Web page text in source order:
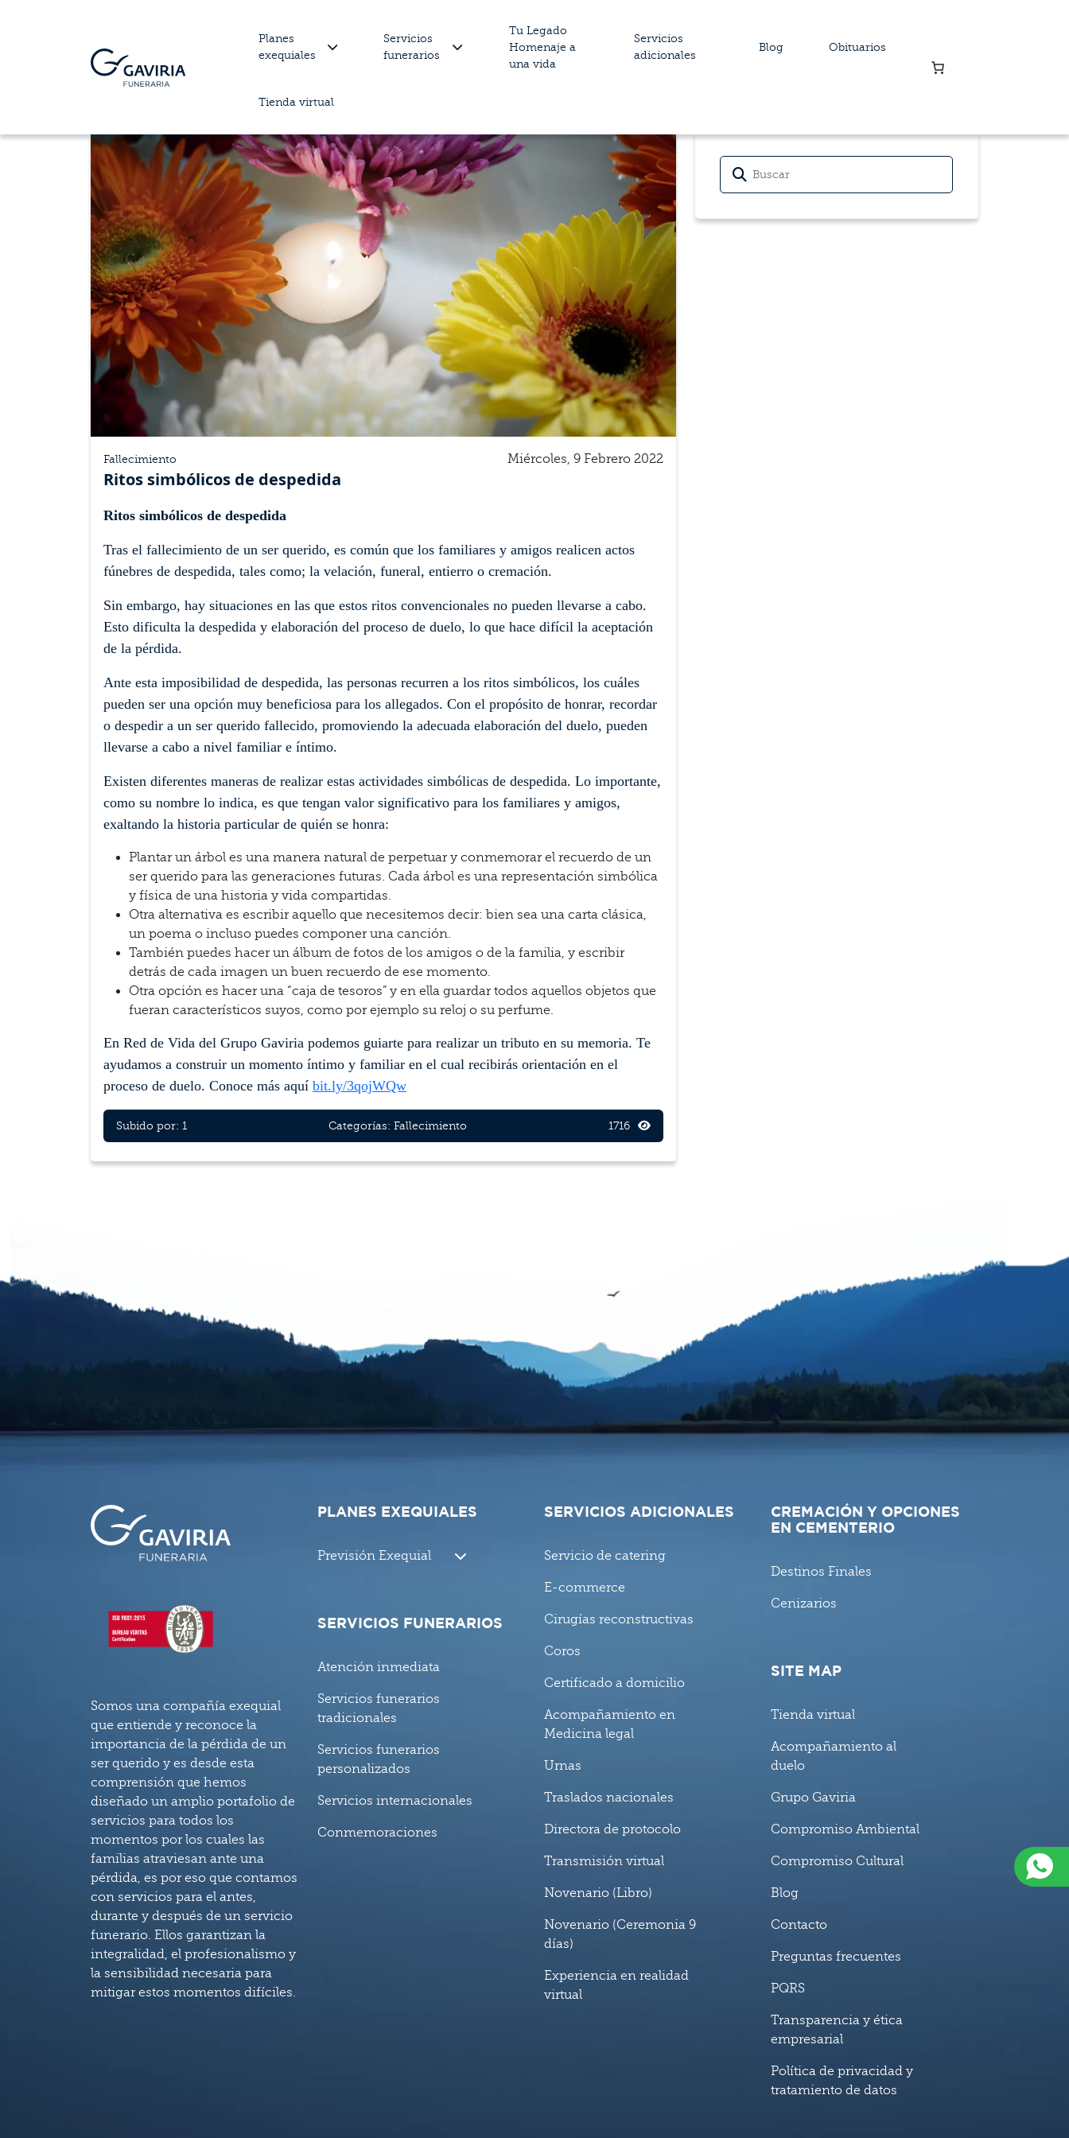
Planes
exequiales
Servicios
funerarios
Tu Legado
Homenaje a
una vida
Servicios
adicionales
Blog Obituarios
Tienda virtual
Fallecimiento Miércoles, 9 Febrero 2022
Ritos simbólicos de despedida
Ritos simbólicos de despedida
Tras el fallecimiento de un ser querido, es común que los familiares y amigos realicen actos
fúnebres de despedida, tales como; la velación, funeral, entierro o cremación.
Sin embargo, hay situaciones en las que estos ritos convencionales no pueden llevarse a cabo.
Esto dificulta la despedida y elaboración del proceso de duelo, lo que hace difícil la aceptación
de la pérdida.
Ante esta imposibilidad de despedida, las personas recurren a los ritos simbólicos, los cuáles
pueden ser una opción muy beneficiosa para los allegados. Con el propósito de honrar, recordar
o despedir a un ser querido fallecido, promoviendo la adecuada elaboración del duelo, pueden
llevarse a cabo a nivel familiar e íntimo.
Existen diferentes maneras de realizar estas actividades simbólicas de despedida. Lo importante,
como su nombre lo indica, es que tengan valor significativo para los familiares y amigos,
exaltando la historia particular de quién se honra:
Plantar un árbol es una manera natural de perpetuar y conmemorar el recuerdo de un
ser querido para las generaciones futuras. Cada árbol es una representación simbólica
y física de una historia y vida compartidas.
Otra alternativa es escribir aquello que necesitemos decir: bien sea una carta clásica,
un poema o incluso puedes componer una canción.
También puedes hacer un álbum de fotos de los amigos o de la familia, y escribir
detrás de cada imagen un buen recuerdo de ese momento.
Otra opción es hacer una “caja de tesoros” y en ella guardar todos aquellos objetos que
fueran característicos suyos, como por ejemplo su reloj o su perfume.
En Red de Vida del Grupo Gaviria podemos guiarte para realizar un tributo en su memoria. Te
ayudamos a construir un momento íntimo y familiar en el cual recibirás orientación en el
proceso de duelo. Conoce más aquí bit.ly/3qojWQw
Subido por: 1 Categorías: Fallecimiento 1716
Somos una compañía exequial
que entiende y reconoce la
importancia de la pérdida de un
ser querido y es desde esta
comprensión que hemos
diseñado un amplio portafolio de
servicios para todos los
momentos por los cuales las
familias atraviesan ante una
pérdida, es por eso que contamos
con servicios para el antes,
durante y después de un servicio
funerario. Ellos garantizan la
integralidad, el profesionalismo y
la sensibilidad necesaria para
mitigar estos momentos difíciles.
PLANES EXEQUIALES
Previsión Exequial
SERVICIOS FUNERARIOS
Atención inmediata
Servicios funerarios
tradicionales
Servicios funerarios
personalizados
Servicios internacionales
Conmemoraciones
SERVICIOS ADICIONALES
Servicio de catering
E-commerce
Cirugías reconstructivas
Coros
Certificado a domicilio
Acompañamiento en
Medicina legal
Urnas
Traslados nacionales
Directora de protocolo
Transmisión virtual
Novenario (Libro)
Novenario (Ceremonia 9
días)
Experiencia en realidad
virtual
CREMACIÓN Y OPCIONES
EN CEMENTERIO
Destinos Finales
Cenizarios
SITE MAP
Tienda virtual
Acompañamiento al
duelo
Grupo Gaviria
Compromiso Ambiental
Compromiso Cultural
Blog
Contacto
Preguntas frecuentes
PQRS
Transparencia y ética
empresarial
Política de privacidad y
tratamiento de datos